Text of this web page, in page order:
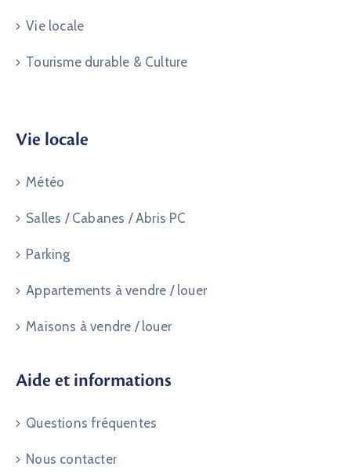
Vie locale
Tourisme durable & Culture
Vie locale
Météo
Salles / Cabanes / Abris PC
Parking
Appartements à vendre / louer
Maisons à vendre / louer
Aide et informations
Questions fréquentes
Nous contacter